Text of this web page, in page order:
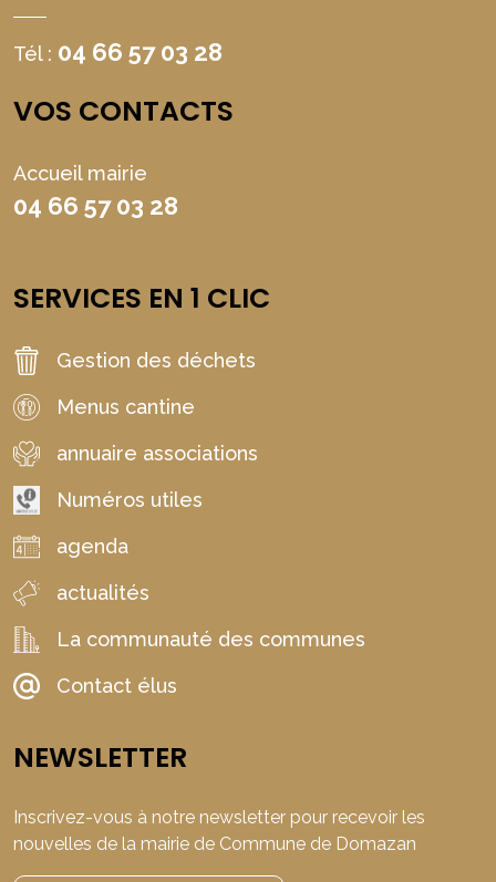
Tél : 04 66 57 03 28
VOS CONTACTS
Accueil mairie
04 66 57 03 28
SERVICES EN 1 CLIC
Gestion des déchets
Menus cantine
annuaire associations
Numéros utiles
agenda
actualités
La communauté des communes
Contact élus
NEWSLETTER
Inscrivez-vous à notre newsletter pour recevoir les
nouvelles de la mairie de Commune de Domazan